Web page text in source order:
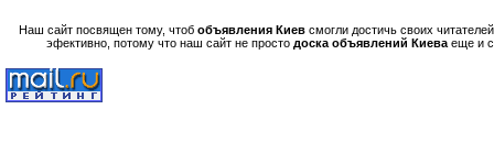
Наш сайт посвящен тому, чтоб объявления Киевсмогли достичь своих
эфективно, потому что наш сайт не просто доска объявлений Киева еще и